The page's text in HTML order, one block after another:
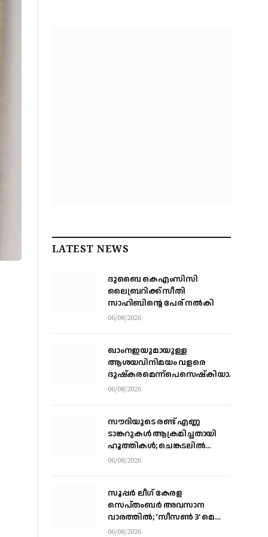
LATEST NEWS
ദുബൈ കെഎംസിസി
ലൈബ്രറിക്ക് സീതി
സാഹിബിന്റെ പേര് നല്‍കി
06/08/2026
ഖാംനഇയുമായുള്ള
ആശയവിനിമയം വളരെ
ദുഷ്‌കരമെന്ന്പെസെഷ്‌കിയാന്‍,
രാജിവെക്കില്ലെന്നും പ്രസിഡന്റ്
06/08/2026
സൗദിയുടെ രണ്ട് എണ്ണ
ടാങ്കറുകൾ ആക്രമിച്ചതായി
ഹൂത്തികൾ; ചെങ്കടലിൽ
ഉപരോധം കടുപ്പിക്കുന്നു
06/08/2026
സൂപ്പര്‍ ലീഗ് കേരള
സെപ്തംബര്‍ അവസാന
വാരത്തില്‍; ‘സീസണ്‍ 3’ മെഗാ
ലോഞ്ചില്‍ സിദ് ശ്രീറാം
06/08/2026